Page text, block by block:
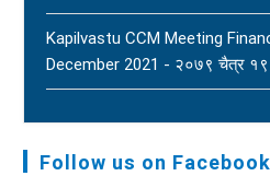
Kapilvastu CCM Meeting
December 2021 - २०७९ चैत्र १९
Follow us on Facebook